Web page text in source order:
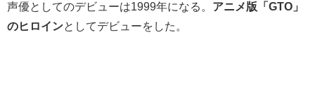
声優としてのデビューは1999年になる。 アニメ版「GTO」
のヒロインとしてデビューをした。